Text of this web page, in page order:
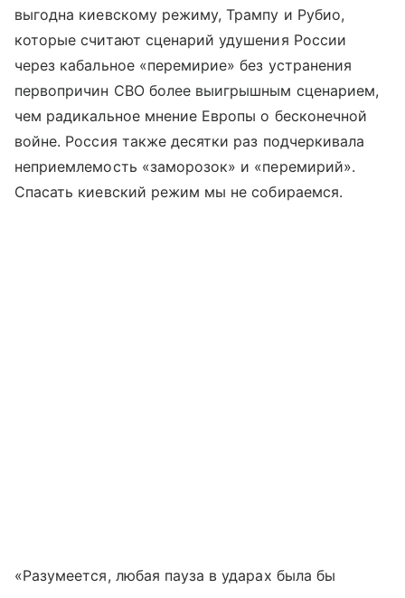
выгодна киевскому режиму, Трампу и Рубио,
которые считают сценарий удушения России
через кабальное «перемирие» без устранения
первопричин СВО более выигрышным сценарием,
чем радикальное мнение Европы о бесконечной
войне. Россия также десятки раз подчеркивала
неприемлемость «заморозок» и «перемирий».
Спасать киевский режим мы не собираемся.
«Разумеется, любая пауза в ударах была бы